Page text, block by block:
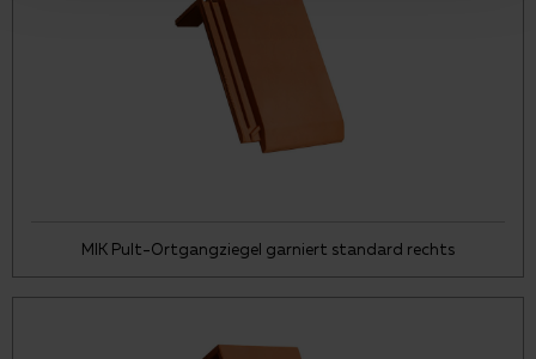
MIK Pult-Ortgangziegel garniert standard rechts